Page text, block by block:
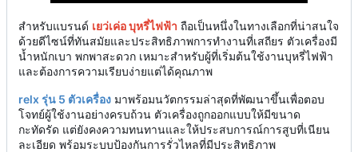
สำหรับแบรนด์ เยว่เค่อ บุหรี่ไฟฟ้า ถือเป็นหนึ่งในทางเลือกที่น่าสนใจ
ด้วยดีไซน์ที่ทันสมัยและประสิทธิภาพการทำงานที่เสถียร ตัวเครื่องมี
น้ำหนักเบา พกพาสะดวก เหมาะสำหรับผู้ที่เริ่มต้นใช้งานบุหรี่ไฟฟ้า
และต้องการความเรียบง่ายแต่ได้คุณภาพ
relx รุ่น 5 ตัวเครื่อง มาพร้อมนวัตกรรมล่าสุดที่พัฒนาขึ้นเพื่อตอบ
โจทย์ผู้ใช้งานอย่างครบถ้วน ตัวเครื่องถูกออกแบบให้มีขนาด
กะทัดรัด แต่ยังคงความทนทานและให้ประสบการณ์การสูบที่เนียน
ละเอียด พร้อมระบบป้องกันการรั่วไหลที่มีประสิทธิภาพ